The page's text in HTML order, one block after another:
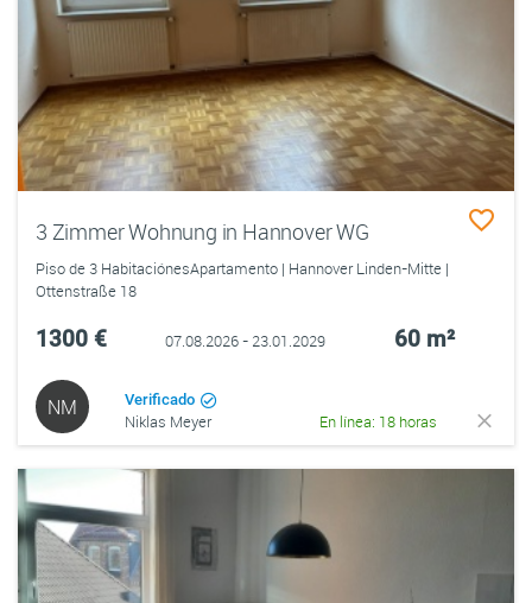
3 Zimmer Wohnung in Hannover WG
Piso de 3 HabitaciónesApartamento | Hannover Linden-Mitte |
Ottenstraße 18
1300 € 07.08.2026 - 23.01.2029 60 m²
NM Verificado
Niklas Meyer En línea: 18 horas